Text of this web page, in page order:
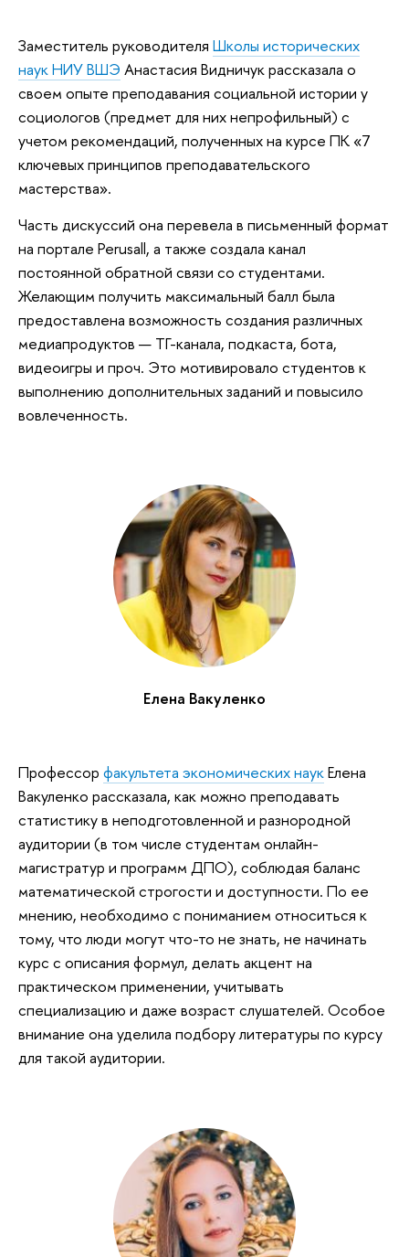
Заместитель руководителя Школы исторических
наук НИУ ВШЭ Анастасия Видничук рассказала о
своем опыте преподавания социальной истории у
социологов (предмет для них непрофильный) с
учетом рекомендаций, полученных на курсе ПК «7
ключевых принципов преподавательского
мастерства».
Часть дискуссий она перевела в письменный формат
на портале Perusall, а также создала канал
постоянной обратной связи со студентами.
Желающим получить максимальный балл была
предоставлена возможность создания различных
медиапродуктов — ТГ-канала, подкаста, бота,
видеоигры и проч. Это мотивировало студентов к
выполнению дополнительных заданий и повысило
вовлеченность.
Елена Вакуленко
Профессор факультета экономических наукЕлена
Вакуленко рассказала, как можно преподавать
статистику в неподготовленной и разнородной
аудитории (в том числе студентам онлайн-
магистратур и программ ДПО), соблюдая баланс
математической строгости и доступности. По ее
мнению, необходимо с пониманием относиться к
тому, что люди могут что-то не знать, не начинать
курс с описания формул, делать акцент на
практическом применении, учитывать
специализацию и даже возраст слушателей. Особое
внимание она уделила подбору литературы по курсу
для такой аудитории.